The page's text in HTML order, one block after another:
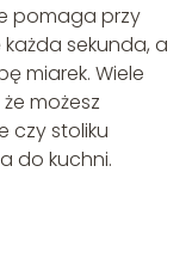
pomaga przy
każda sekunda, a
miarek. Wiele
możesz
czy stoliku
do kuchni.